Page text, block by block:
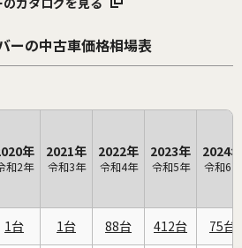
の中古車価格相場表
年
和2年
2021年
令和3年
2022年
令和4年
2023年
令和5年
2024年
令和6年
1 1 88 412 75